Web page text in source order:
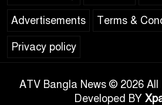
Advertisements Terms &
Privacy policy
ATV Bangla News © 2026
Developed BY